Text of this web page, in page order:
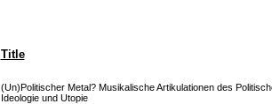
Title
(Un)Politischer Metal? Musikalische Artikulationen des
Ideologie und Utopie